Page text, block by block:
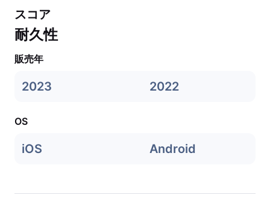
スコア
耐久性
販売年
2023 2022
OS
iOS Android